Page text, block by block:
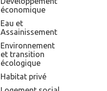
économique
Eau et
Assainissement
Environnement
et transition
écologique
Habitat privé